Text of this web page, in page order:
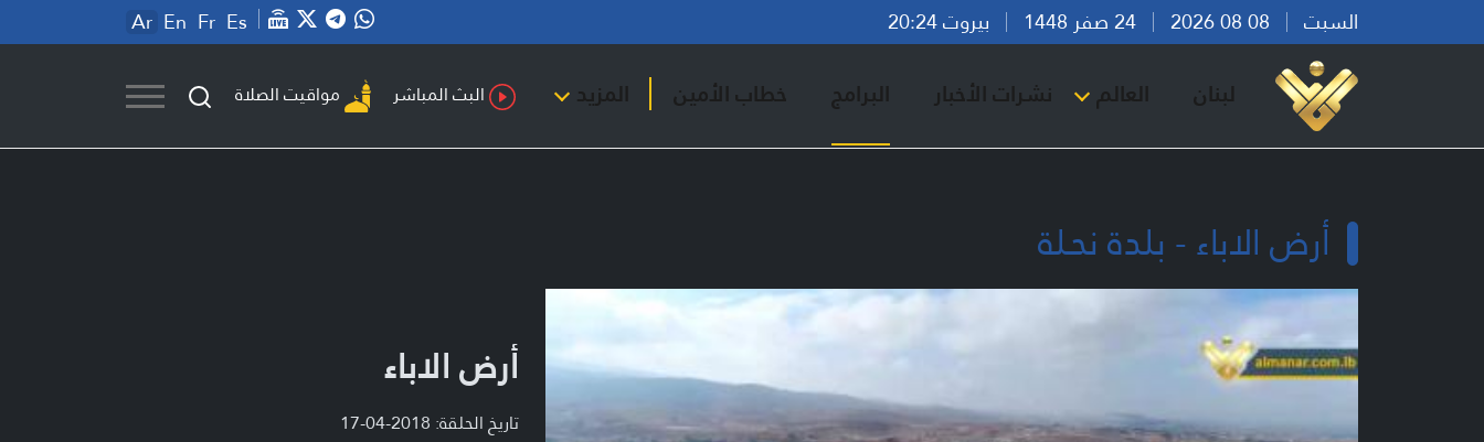
السبت بيروت 20:24 Ar En Fr Es
لبنان العالم نشرات الأخبار البرامج خطاب الأمين المزيد البث المباشر مواقيت الصلاة
أرض الاباء - بلدة نحـلة
أرض الاباء
تاريخ الحلقة: 2018-04-17